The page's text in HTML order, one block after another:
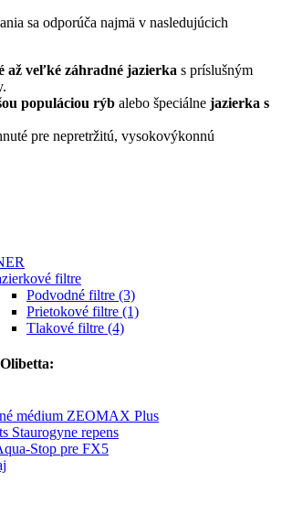
sa odporúča najmä v nasledujúcich
až veľké záhradné jazierka s príslušným
populáciou rýb alebo špeciálne jazierka s
pre nepretržitú, vysokovýkonnú
filtre
Podvodné filtre (3)
Prietokové filtre (1)
Tlakové filtre (4)
médium ZEOMAX Plus
Staurogyne repens
Stop pre FX5